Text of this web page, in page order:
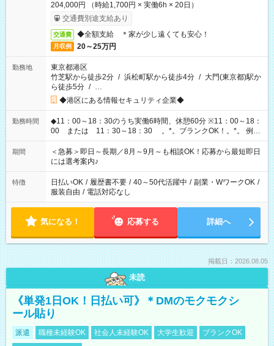
204,000円 （時給1,700円 × 実働6h × 20日）
交通費別途支給あり
交通費 ◆全額支給 ＊家が少し遠くても安心！
月収例 20～25万円
勤務地
東京都港区
竹芝駅から徒歩2分 / 浜松町駅から徒歩4分 / 大門(東京都)駅か
ら徒歩5分 / …
◆港区にある情報セキュリティ企業◆
勤務時間
◆11：00～18：30のうち実働6時間、休憩60分 ※11：00～18：
00 または 11：30～18：30 。*。ブランクOK！。*。 例え
ば前職が、 在宅/財団法人/事務/コールセンター/受付/販売/カフェ
スタッフ スイーツ販売/ホテルフロント/化粧品販売/など 様々な
業界から入社して活躍されています♪
期間
＜急募＞即日～長期／8月～9月～も相談OK！応募から最短即日
には選考案内♪
特徴 日払いOK / 履歴書不要 / 40～50代活躍中 / 副業・WワークOK /
服装自由 / 電話対応なし
気になる！ 応募する 詳細へ
掲載日：2026.08.05
未読
《単発1日OK！日払い可》＊DMのモクモクシ
ール貼り
派遣 職種未経験OK 社会人未経験OK 大学生歓迎
ブランクOK